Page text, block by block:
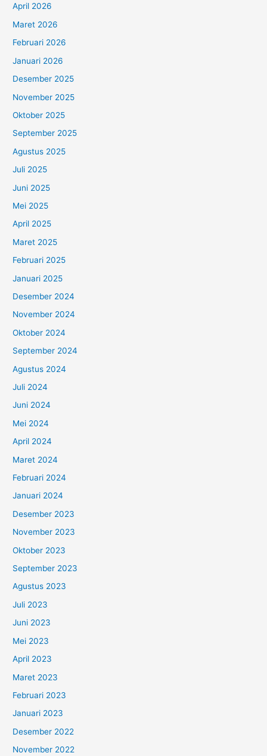
April 2026
Maret 2026
Februari 2026
Januari 2026
Desember 2025
November 2025
Oktober 2025
September 2025
Agustus 2025
Juli 2025
Juni 2025
Mei 2025
April 2025
Maret 2025
Februari 2025
Januari 2025
Desember 2024
November 2024
Oktober 2024
September 2024
Agustus 2024
Juli 2024
Juni 2024
Mei 2024
April 2024
Maret 2024
Februari 2024
Januari 2024
Desember 2023
November 2023
Oktober 2023
September 2023
Agustus 2023
Juli 2023
Juni 2023
Mei 2023
April 2023
Maret 2023
Februari 2023
Januari 2023
Desember 2022
November 2022